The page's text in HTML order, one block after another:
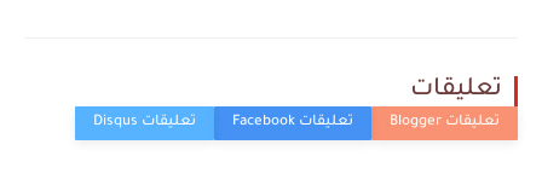
تعليقات